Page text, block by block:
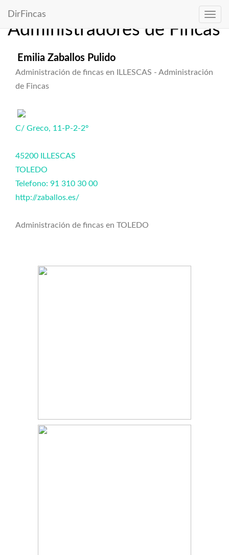
DirFincas
Directorio de
Administradores de Fincas
Emilia Zaballos Pulido
Administración de fincas en ILLESCAS - Administración
de Fincas
C/ Greco, 11-P-2-2º
45200 ILLESCAS
TOLEDO
Telefono: 91 310 30 00
http://zaballos.es/
Administración de fincas en TOLEDO